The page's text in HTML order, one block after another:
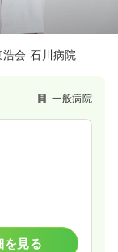
会 石川病院
一般病院
を見る